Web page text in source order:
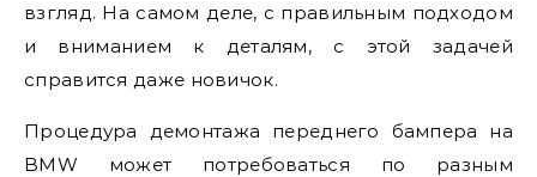
взгляд. На самом деле, с правильным подходом
и вниманием к деталям, с этой задачей
справится даже новичок.
Процедура демонтажа переднего бампера на
BMW может потребоваться по разным